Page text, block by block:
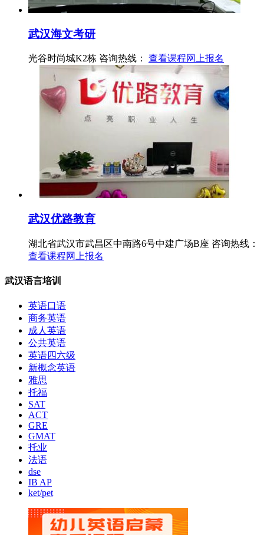
武汉海文考研
光谷时尚城K2栋 咨询热线： 查看课程网上报名
武汉优路教育
湖北省武汉市武昌区中南路6号中建广场B座 咨询热线：
查看课程网上报名
武汉语言培训
英语口语
商务英语
成人英语
公共英语
英语四六级
新概念英语
雅思
托福
SAT
ACT
GRE
GMAT
托业
法语
dse
IB AP
ket/pet